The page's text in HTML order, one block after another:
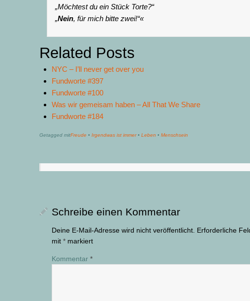
„Möchtest du ein Stück Torte?“
„Nein, für mich bitte zwei!“«
Related Posts
NYC – I’ll never get over you
Fundworte #397
Fundworte #100
Was wir gemeisam haben – All That We Share
Fundworte #184
Getagged mitFreude • Irgendwas ist immer• Leben • Menschsein
Schreibe einen Kommentar
Deine E-Mail-Adresse wird nicht veröffentlicht. Erforderliche
mit * markiert
Kommentar *